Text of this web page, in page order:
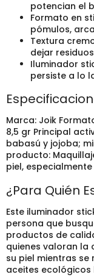
potencian el
Formato en
pómulos,
Textura
dejar
Iluminador
persiste a lo
Marca: Joik
8,5 gr Principal
babasú y jojoba;
producto:
piel,
¿Para Quién
Este iluminador
persona que
productos de
quienes valoran la
su piel mientras se
aceites